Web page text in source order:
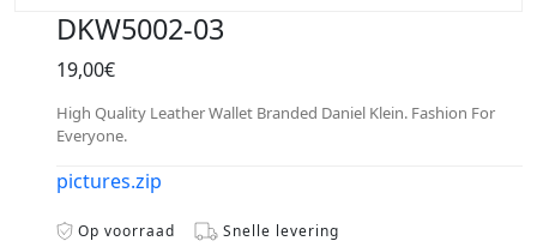
DKW5002-03
19,00€
High Quality Leather Wallet Branded Daniel Klein. Fashion For
Everyone.
pictures.zip
Op voorraad Snelle levering